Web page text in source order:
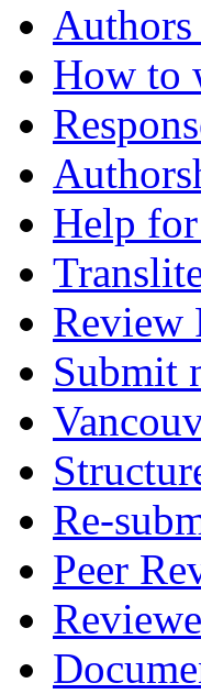
How to
Help
Review
Submit
Re-
Peer